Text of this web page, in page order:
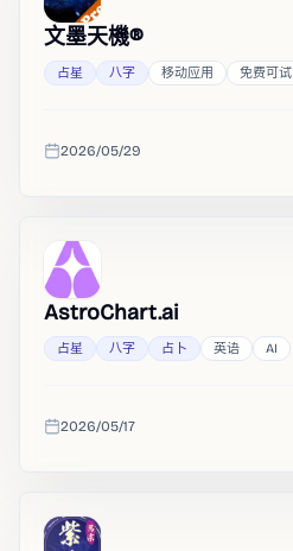
文墨天機®
占星 八字 移动应用 免费可试
收录时间
2026/05/29
AstroChart.ai
占星 八字 占卜 英语 AI
收录时间
2026/05/17